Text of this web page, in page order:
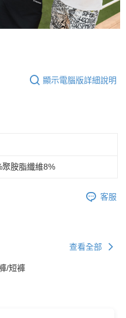
顯示電腦版詳細說明
胺脂纖維8%
客服
查看全部
/短褲